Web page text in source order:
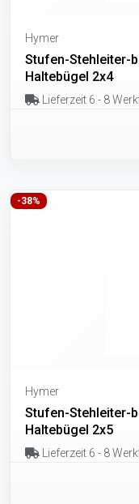
Hymer
Stufen-Stehleiter-
Haltebügel 2x4
Lieferzeit 6 - 8
-38%
Hymer
Stufen-Stehleiter-
Haltebügel 2x5
Lieferzeit 6 - 8